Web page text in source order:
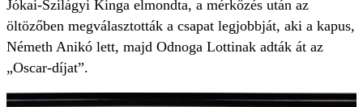
Jókai-Szilágyi Kinga elmondta, a mérkőzés után az
öltözőben megválasztották a csapat legjobbját, aki a kapus,
Németh Anikó lett, majd Odnoga Lottinak adták át az
„Oscar-díjat”.